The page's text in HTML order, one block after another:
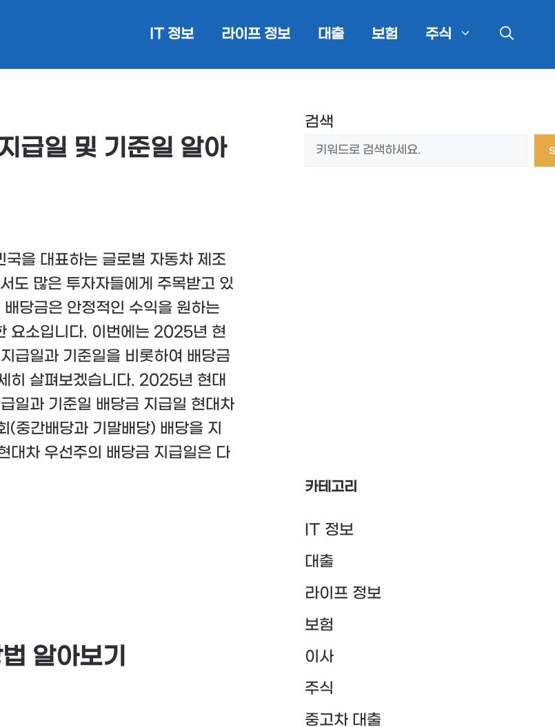
IT 정보 라이프 정보 대출 보험 주식
급일 및 기준일 알아
국을 대표하는 글로벌 자동차 제조
도 많은 투자자들에게 주목받고 있
당금은 안정적인 수익을 원하는
요소입니다. 이번에는 2025년 현
급일과 기준일을 비롯하여 배당금
히 살펴보겠습니다. 2025년 현대
일과 기준일 배당금 지급일 현대차
(중간배당과 기말배당) 배당을 지
대차 우선주의 배당금 지급일은 다
알아보기
검색
카테고리
IT 정보
대출
라이프 정보
보험
이사
주식
중고차 대출